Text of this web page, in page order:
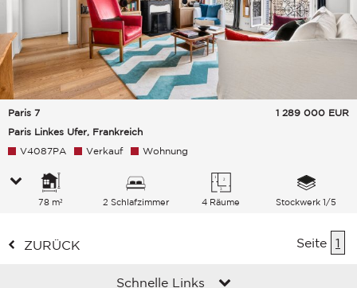
Paris 7
Paris Linkes Ufer, Frankreich
1 289 000 EUR
V4087PA Verkauf Wohnung
78 m² 2 Schlafzimmer 4 Räume Stockwerk 1/5
ZURÜCK Seite 1
Schnelle Links